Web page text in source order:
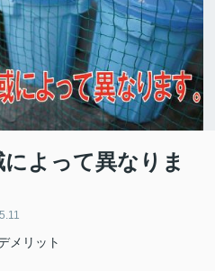
よって異なりま
メリット